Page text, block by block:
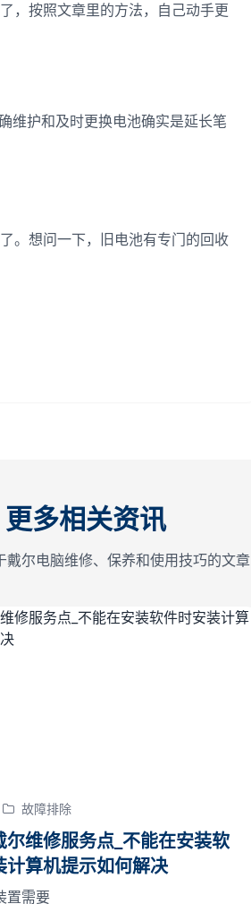
，按照文章里的方法，自己动手更
维护和及时更换电池确实是延长笔
。想问一下，旧电池有专门的回收
更多相关资讯
戴尔电脑维修、保养和使用技巧的文章
故障排除
尔维修服务点_不能在安装软
计算机提示如何解决
置需要